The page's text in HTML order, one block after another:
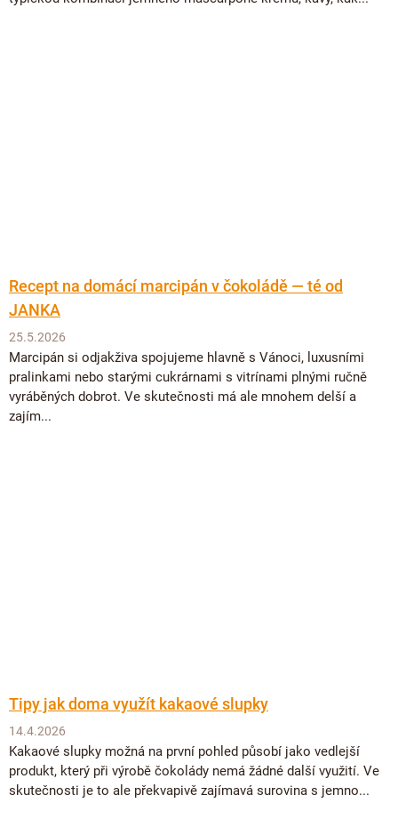
Recept na domácí marcipán v čokoládě — té od
JANKA
25.5.2026
Marcipán si odjakživa spojujeme hlavně s Vánoci, luxusními
pralinkami nebo starými cukrárnami s vitrínami plnými ručně
vyráběných dobrot. Ve skutečnosti má ale mnohem delší a
zajím...
Tipy jak doma využít kakaové slupky
14.4.2026
Kakaové slupky možná na první pohled působí jako vedlejší
produkt, který při výrobě čokolády nemá žádné další využití. Ve
skutečnosti je to ale překvapivě zajímavá surovina s jemno...